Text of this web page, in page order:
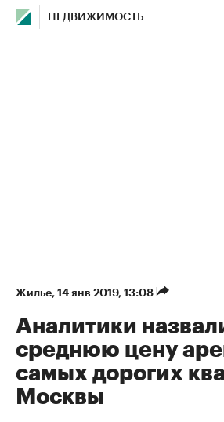
НЕДВИЖИМОСТЬ
Жилье⁠, 14 янв 2019, 13:08
Аналитики
среднюю цену
самых дорогих
Москвы